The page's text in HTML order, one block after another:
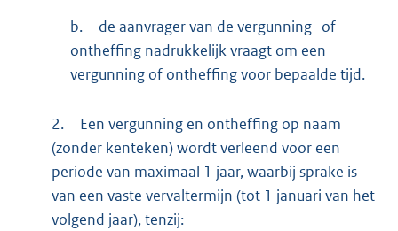
b.
de aanvrager van de vergunning- of
ontheffing nadrukkelijk vraagt om een
vergunning of ontheffing voor bepaalde tijd.
2.
Een vergunning en ontheffing op naam
(zonder kenteken) wordt verleend voor een
periode van maximaal 1 jaar, waarbij sprake is
van een vaste vervaltermijn (tot 1 januari van het
volgend jaar), tenzij: